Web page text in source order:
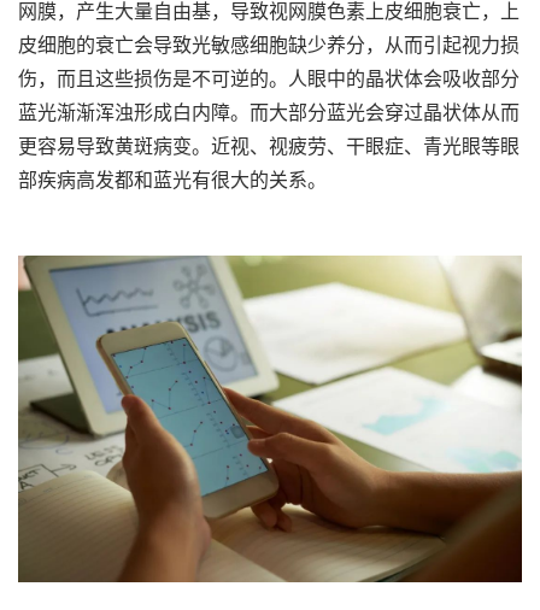
网膜，产生大量自由基，导致视网膜色素上皮细胞衰亡，上
皮细胞的衰亡会导致光敏感细胞缺少养分，从而引起视力损
伤，而且这些损伤是不可逆的。人眼中的晶状体会吸收部分
蓝光渐渐浑浊形成白内障。而大部分蓝光会穿过晶状体从而
更容易导致黄斑病变。近视、视疲劳、干眼症、青光眼等眼
部疾病高发都和蓝光有很大的关系。